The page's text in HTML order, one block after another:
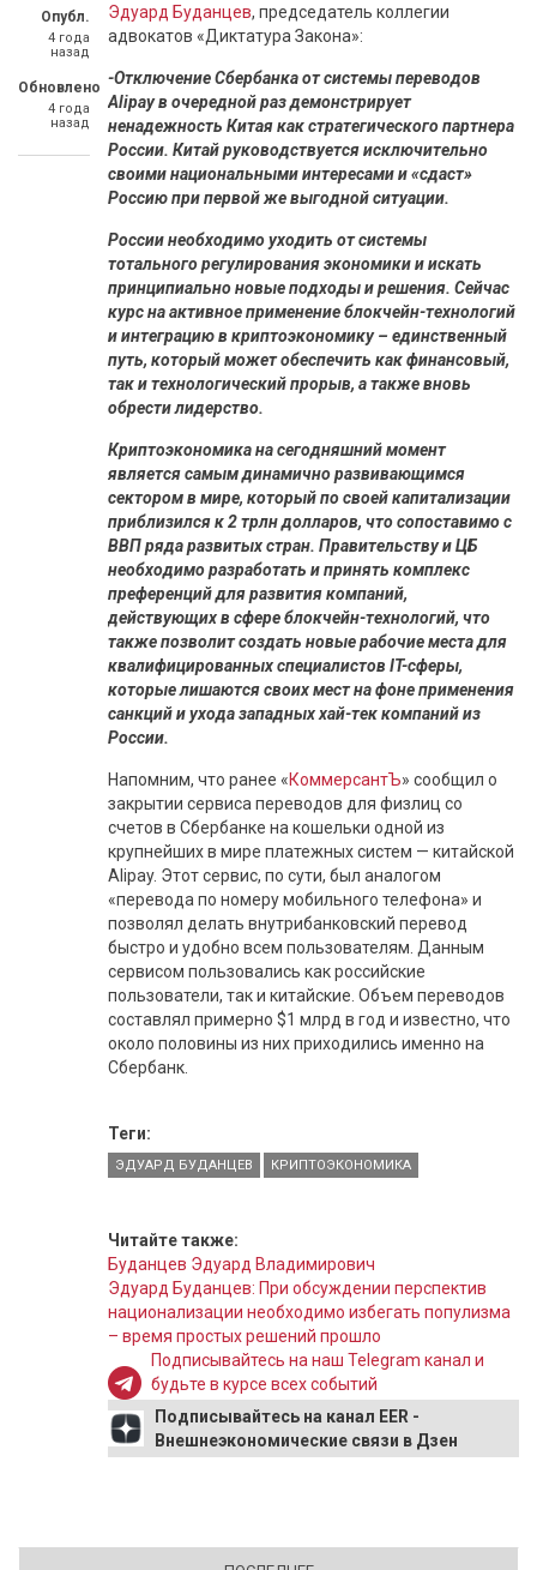
Опубл.
4 года
назад
Обновлено
4 года
назад
Эдуард Буданцев, председатель коллегии
адвокатов «Диктатура Закона»:
-Отключение Сбербанка от системы переводов
Alipay в очередной раз демонстрирует
ненадежность Китая как стратегического партнера
России. Китай руководствуется исключительно
своими национальными интересами и «сдаст»
Россию при первой же выгодной ситуации.
России необходимо уходить от системы
тотального регулирования экономики и искать
принципиально новые подходы и решения. Сейчас
курс на активное применение блокчейн-технологий
и интеграцию в криптоэкономику – единственный
путь, который может обеспечить как финансовый,
так и технологический прорыв, а также вновь
обрести лидерство.
Криптоэкономика на сегодняшний момент
является самым динамично развивающимся
сектором в мире, который по своей капитализации
приблизился к 2 трлн долларов, что сопоставимо с
ВВП ряда развитых стран. Правительству и ЦБ
необходимо разработать и принять комплекс
преференций для развития компаний,
действующих в сфере блокчейн-технологий, что
также позволит создать новые рабочие места для
квалифицированных специалистов IT-сферы,
которые лишаются своих мест на фоне применения
санкций и ухода западных хай-тек компаний из
России.
Напомним, что ранее «КоммерсантЪ» сообщил о
закрытии сервиса переводов для физлиц со
счетов в Сбербанке на кошельки одной из
крупнейших в мире платежных систем — китайской
Alipay. Этот сервис, по сути, был аналогом
«перевода по номеру мобильного телефона» и
позволял делать внутрибанковский перевод
быстро и удобно всем пользователям. Данным
сервисом пользовались как российские
пользователи, так и китайские. Объем переводов
составлял примерно $1 млрд в год и известно, что
около половины из них приходились именно на
Сбербанк.
Теги:
ЭДУАРД БУДАНЦЕВ КРИПТОЭКОНОМИКА
Читайте также:
Буданцев Эдуард Владимирович
Эдуард Буданцев: При обсуждении перспектив
национализации необходимо избегать популизма
– время простых решений прошло
Подписывайтесь на наш Telegram канал и
будьте в курсе всех событий
Подписывайтесь на канал EER -
Внешнеэкономические связи в Дзен